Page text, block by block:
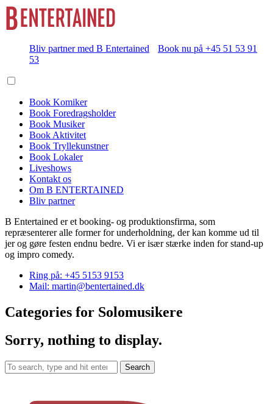
Bliv partner med B Entertained
Book nu på +45 51 53 91
53
Book Komiker
Book Foredragsholder
Book Musiker
Book Aktivitet
Book Tryllekunstner
Book Lokaler
Liveshows
Kontakt os
Om B ENTERTAINED
Bliv partner
B Entertained er et booking- og produktionsfirma, som
repræsenterer alle former for underholdning, der kan komme ud til
jer og gøre festen endnu bedre. Vi er især stærke inden for stand-up
og impro comedy.
Ring på: +45 5153 9153
Mail: martin@bentertained.dk
Categories for Solomusikere
Sorry, nothing to display.
Search